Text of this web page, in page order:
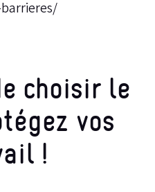
choisir le
vos
!